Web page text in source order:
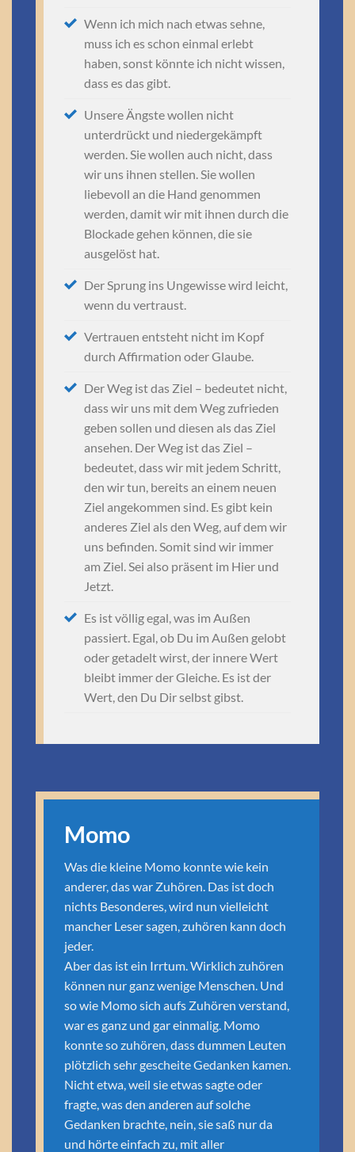
Wenn ich mich nach etwas sehne,
muss ich es schon einmal erlebt
haben, sonst könnte ich nicht wissen,
dass es das gibt.
Unsere Ängste wollen nicht
unterdrückt und niedergekämpft
werden. Sie wollen auch nicht, dass
wir uns ihnen stellen. Sie wollen
liebevoll an die Hand genommen
werden, damit wir mit ihnen durch die
Blockade gehen können, die sie
ausgelöst hat.
Der Sprung ins Ungewisse wird leicht,
wenn du vertraust.
Vertrauen entsteht nicht im Kopf
durch Affirmation oder Glaube.
Der Weg ist das Ziel – bedeutet nicht,
dass wir uns mit dem Weg zufrieden
geben sollen und diesen als das Ziel
ansehen. Der Weg ist das Ziel –
bedeutet, dass wir mit jedem Schritt,
den wir tun, bereits an einem neuen
Ziel angekommen sind. Es gibt kein
anderes Ziel als den Weg, auf dem wir
uns befinden. Somit sind wir immer
am Ziel. Sei also präsent im Hier und
Jetzt.
Es ist völlig egal, was im Außen
passiert. Egal, ob Du im Außen gelobt
oder getadelt wirst, der innere Wert
bleibt immer der Gleiche. Es ist der
Wert, den Du Dir selbst gibst.
Momo
Was die kleine Momo konnte wie kein
anderer, das war Zuhören. Das ist doch
nichts Besonderes, wird nun vielleicht
mancher Leser sagen, zuhören kann doch
jeder.
Aber das ist ein Irrtum. Wirklich zuhören
können nur ganz wenige Menschen. Und
so wie Momo sich aufs Zuhören verstand,
war es ganz und gar einmalig. Momo
konnte so zuhören, dass dummen Leuten
plötzlich sehr gescheite Gedanken kamen.
Nicht etwa, weil sie etwas sagte oder
fragte, was den anderen auf solche
Gedanken brachte, nein, sie saß nur da
und hörte einfach zu, mit aller